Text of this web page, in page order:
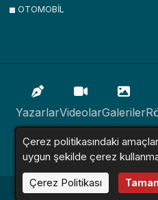
OTOMOBİL
YazarlarVideolarGaleriler
İlanlarResmi
Haber Sitesi © 2016 -
Çerez politikasındaki
uygun şekilde çerez
Çerez Politikası